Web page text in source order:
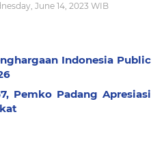
June 14, 2023 WIB
Indonesia Public
Pemko Padang Apresiasi